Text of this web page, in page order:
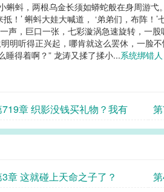
蚪，两根乌金长须如蟒蛇般在身周游弋
！’ 蝌蚪大娃大喊道， ‘弟弟们，布阵！
，巨口一张，七彩漩涡急速旋转，一
听得正兴起，哪肯就这么罢休，一脸
睡得着啊？” 龙涛又揉了揉小...系统绑错人
章 织影没钱买礼物？我有
章 这就碰上天命之子了？